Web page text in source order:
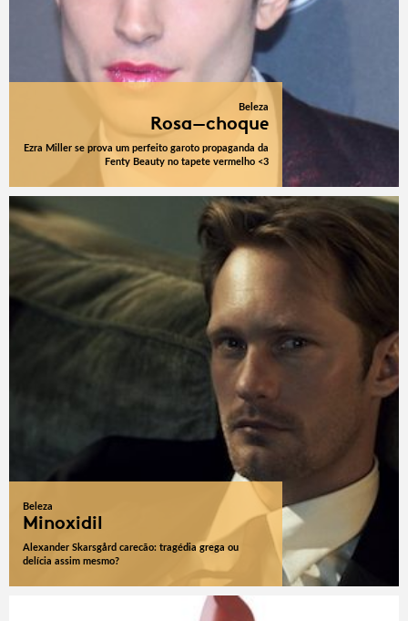
Beleza
Rosa-choque
Ezra Miller se prova um perfeito garoto propaganda da
Fenty Beauty no tapete vermelho <3
Beleza
Minoxidil
Alexander Skarsgård carecão: tragédia grega ou
delícia assim mesmo?